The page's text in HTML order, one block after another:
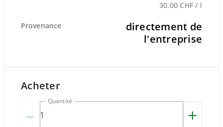
30.00 CHF / l
Provenance
directement de
l'entreprise
Acheter
–
Quantité
+